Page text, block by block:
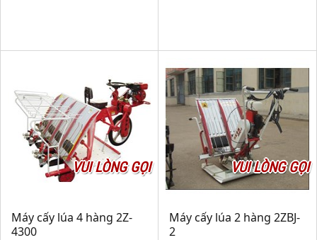
VUI LÒNG GỌI
Máy cấy lúa 4 hàng 2Z-
4300
VUI LÒNG GỌI
Máy cấy lúa 2 hàng 2ZBJ-
2